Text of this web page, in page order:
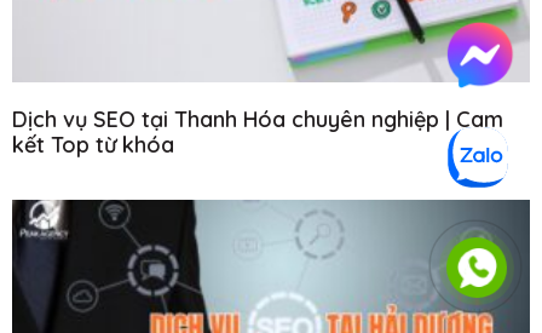
Dịch vụ SEO tại Thanh Hóa chuyên nghiệp | Cam
kết Top từ khóa